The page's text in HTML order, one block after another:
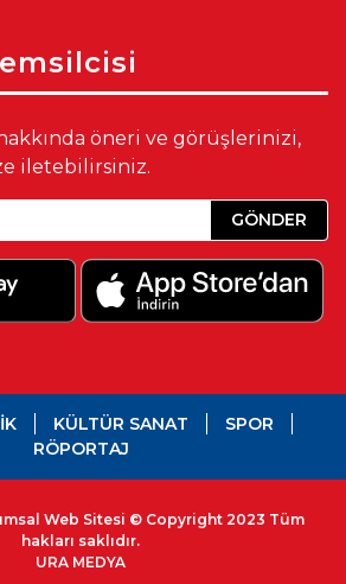
hakkında öneri ve görüşlerinizi,
iletebilirsiniz.
GÖNDER
KÜLTÜR SANAT
SPOR
RÖPORTAJ
Web Sitesi © Copyright 2023 Tüm
hakları saklıdır.
URA MEDYA